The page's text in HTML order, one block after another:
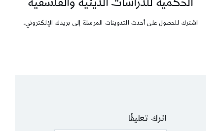
اشترك للحصول على أحدث التدوينات المرسلة إلى بريدك الإلكتروني.
اترك تعليقًا